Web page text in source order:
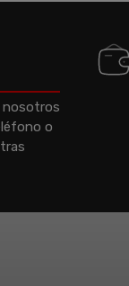
nosotros
o